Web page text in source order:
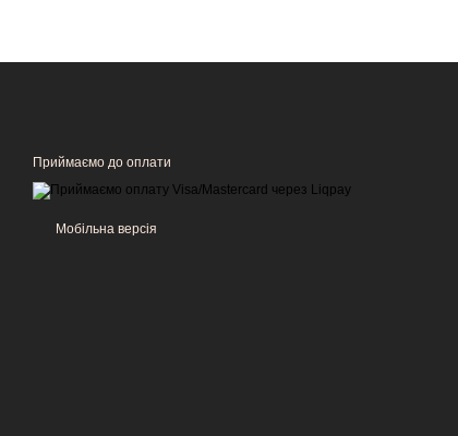
Приймаємо до оплати
Мобільна версія